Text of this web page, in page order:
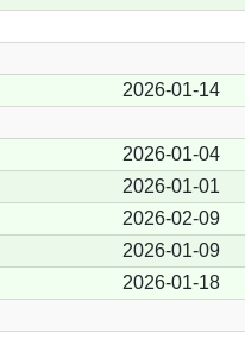
2026-01-14
2026-01-04
2026-01-01
2026-02-09
2026-01-09
2026-01-18